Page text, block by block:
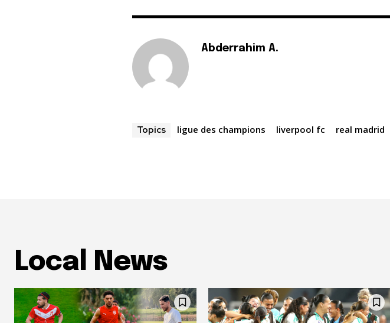
Abderrahim A.
Topics ligue des champions liverpool fc real madrid
Local News